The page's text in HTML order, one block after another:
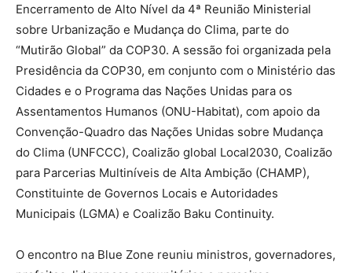
Encerramento de Alto Nível da 4ª Reunião Ministerial
sobre Urbanização e Mudança do Clima, parte do
“Mutirão Global” da COP30. A sessão foi organizada pela
Presidência da COP30, em conjunto com o Ministério das
Cidades e o Programa das Nações Unidas para os
Assentamentos Humanos (ONU-Habitat), com apoio da
Convenção-Quadro das Nações Unidas sobre Mudança
do Clima (UNFCCC), Coalizão global Local2030, Coalizão
para Parcerias Multiníveis de Alta Ambição (CHAMP),
Constituinte de Governos Locais e Autoridades
Municipais (LGMA) e Coalizão Baku Continuity.
O encontro na Blue Zone reuniu ministros, governadores,